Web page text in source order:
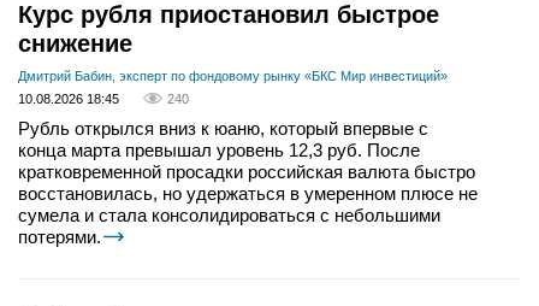
Курс рубля приостановил быстрое
снижение
Дмитрий Бабин, эксперт по фондовому рынку «БКС Мир инвестиций»
10.08.2026 18:45
240
Рубль открылся вниз к юаню, который впервые с
конца марта превышал уровень 12,3 руб. После
кратковременной просадки российская валюта быстро
восстановилась, но удержаться в умеренном плюсе не
сумела и стала консолидироваться с небольшими
потерями.